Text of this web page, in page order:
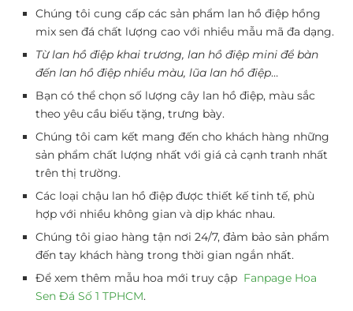
Chúng tôi cung cấp các sản phẩm lan hồ điệp hồng
mix sen đá chất lượng cao với nhiều mẫu mã đa dạng.
Từ lan hồ điệp khai trương, lan hồ điệp mini để bàn
đến lan hồ điệp nhiều màu, lũa lan hồ điệp…
Bạn có thể chọn số lượng cây lan hồ điệp, màu sắc
theo yêu cầu biếu tặng, trưng bày.
Chúng tôi cam kết mang đến cho khách hàng những
sản phẩm chất lượng nhất với giá cả cạnh tranh nhất
trên thị trường.
Các loại chậu lan hồ điệp được thiết kế tinh tế, phù
hợp với nhiều không gian và dịp khác nhau.
Chúng tôi giao hàng tận nơi 24/7, đảm bảo sản phẩm
đến tay khách hàng trong thời gian ngắn nhất.
Để xem thêm mẫu hoa mới truy cập Fanpage Hoa
Sen Đá Số 1 TPHCM.